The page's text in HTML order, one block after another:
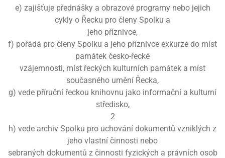
e) zajišťuje přednášky a obrazové programy nebo jejich
cykly o Řecku pro členy Spolku a
jeho příznivce,
f) pořádá pro členy Spolku a jeho příznivce exkurze do míst
památek česko-řecké
vzájemnosti, míst řeckých kulturních památek a míst
současného umění Řecka,
g) vede příruční řeckou knihovnu jako informační a kulturní
středisko,
2
h) vede archiv Spolku pro uchování dokumentů vzniklých z
jeho vlastní činnosti nebo
sebraných dokumentů z činnosti fyzických a právních osob